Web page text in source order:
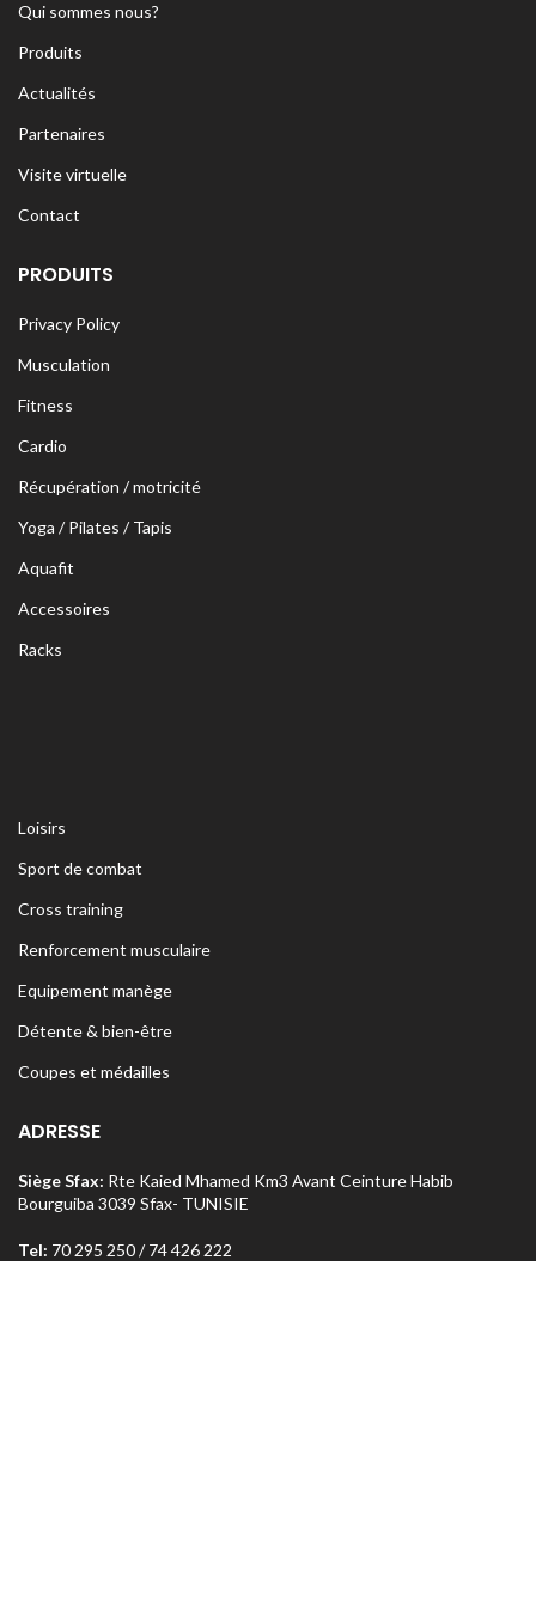
Qui sommes nous?
Produits
Actualités
Partenaires
Visite virtuelle
Contact
PRODUITS
Privacy Policy
Musculation
Fitness
Cardio
Récupération / motricité
Yoga / Pilates / Tapis
Aquafit
Accessoires
Racks
Loisirs
Sport de combat
Cross training
Renforcement musculaire
Equipement manège
Détente & bien-être
Coupes et médailles
ADRESSE
Siège Sfax: Rte Kaied Mhamed Km3 Avant Ceinture Habib
Bourguiba 3039 Sfax- TUNISIE
Tel: 70 295 250 / 74 426 222